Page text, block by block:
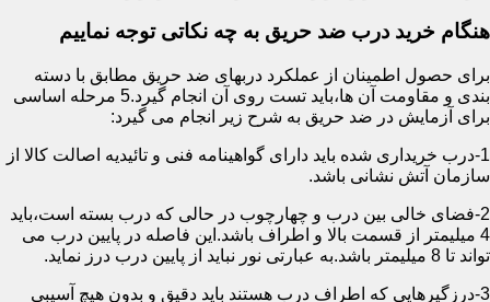
هنگام خرید درب ضد حریق به چه نکاتی توجه نماییم
برای حصول اطمینان از عملکرد دربهای ضد حریق مطابق با دسته
بندی و مقاومت آن ها،باید تست روی آن انجام گیرد.5 مرحله اساسی
برای آزمایش در ضد حریق به شرح زیر انجام می گیرد:
1-درب خریداری شده باید دارای گواهینامه فنی و تائیدیه اصالت کالا از
سازمان آتش نشانی باشد.
2-فضای خالی بین درب و چهارچوب در حالی که درب بسته است،باید
4 میلیمتر از قسمت بالا و اطراف باشد.این فاصله در پایین درب می
تواند تا 8 میلیمتر باشد.به عبارتی نور نباید از پایین درب درز نماید.
3-درزگیرهایی که اطراف درب هستند باید دقیق و بدون هیچ آسیبی